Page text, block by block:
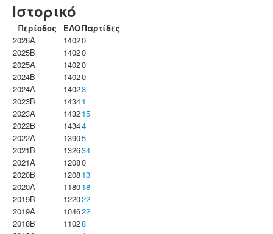
Ιστορικό
Περίοδος ΕΛΟΠαρτίδες
2026A
14020
2025B
14020
2025A
14020
2024B
14020
2024A
14023
2023B
14341
2023Α
143215
2022B
14344
2022A
13905
2021B
132634
2021A
12080
2020B
120813
2020A
118018
2019B
122022
2019A
104622
2018B
11028